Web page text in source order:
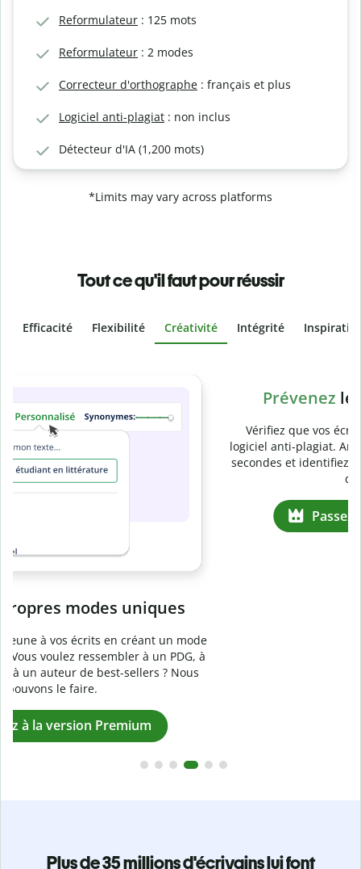
Reformulateur : 125 mots
Reformulateur : 2 modes
Correcteur d'orthographe : français et plus
Logiciel anti-plagiat : non inclus
Détecteur d'IA (1,200 mots)
*Limits may vary across platforms
Tout ce qu'il faut pour réussir
Efficacité Flexibilité Créativité Intégrité
le plagiat involontaire
Vérifiez que vos écrits sont 100 % les vôtres grâce au
logiciel anti-plagiat. Analysez votre document en quelques
secondes et identifiez les citations manquantes dans plus
Passez à la version Premium
Plus de 35 millions d'écrivains lui font